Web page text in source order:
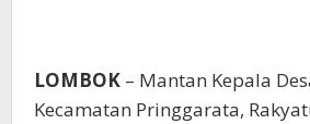
LOMBOK – Mantan Kepala
Kecamatan Pringgarata,